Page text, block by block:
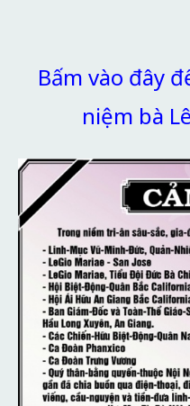
Bấm vào đây
niệm bà